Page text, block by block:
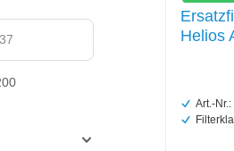
Helios
Art.-Nr.: